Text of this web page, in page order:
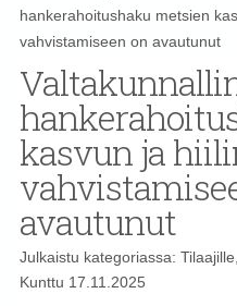
hankerahoitushaku metsien
vahvistamiseen on avautunut
kasvun ja
avautunut
Julkaistu kategoriassa: Tilaajille,
Kunttu 17.11.2025